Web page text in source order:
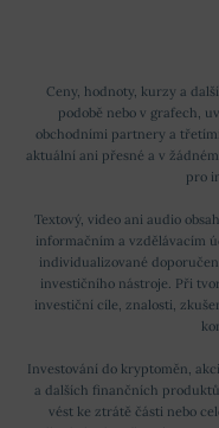
Ceny, hodnoty, kurzy a
podobě nebo v grafech,
obchodními partnery a
aktuální ani přesné a v
pro
Textový, video ani audio
informačním a vzdělávacím
individualizované
investičního nástroje. Při
investiční cíle, znalosti,
Investování do kryptoměn,
a dalších finančních
vést ke ztrátě části nebo